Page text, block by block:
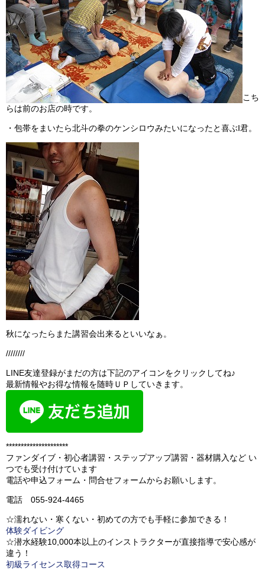
こち
らは前のお店の時です。
・包帯をまいたら北斗の拳のケンシロウみたいになったと喜ぶI君。
秋になったらまた講習会出来るといいなぁ。
////////
LINE友達登録がまだの方は下記のアイコンをクリックしてね♪
最新情報やお得な情報を随時ＵＰしていきます。
*********************
ファンダイブ・初心者講習・ステップアップ講習・器材購入など い
つでも受け付けています
電話や申込フォーム・問合せフォームからお願いします。
電話 055-924-4465
☆濡れない・寒くない・初めての方でも手軽に参加できる！
体験ダイビング
☆潜水経験10,000本以上のインストラクターが直接指導で安心感が
違う！
初級ライセンス取得コース